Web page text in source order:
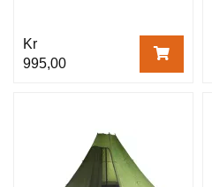
Kr
995,00